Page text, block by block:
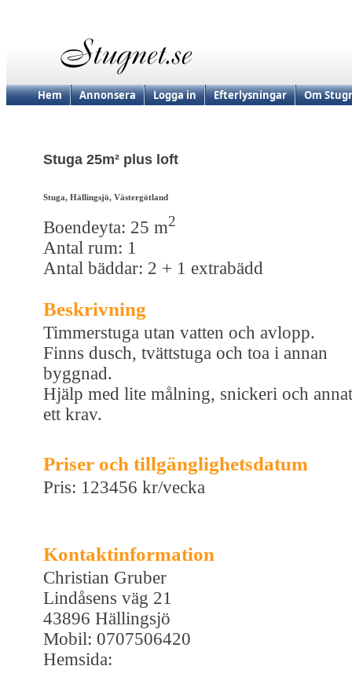
Hem Annonsera Logga in Efterlysningar Om
Stuga 25m² plus loft
Stuga, Hällingsjö, Västergötland
Boendeyta: 25 m2
Antal rum: 1
Antal bäddar: 2 + 1 extrabädd
Beskrivning
Timmerstuga utan vatten och avlopp.
Finns dusch, tvättstuga och toa i annan
byggnad.
Hjälp med lite målning, snickeri och annat
ett krav.
Priser och tillgänglighetsdatum
Pris: 123456 kr/vecka
Kontaktinformation
Christian Gruber
Lindåsens väg 21
43896 Hällingsjö
Mobil: 0707506420
Hemsida: